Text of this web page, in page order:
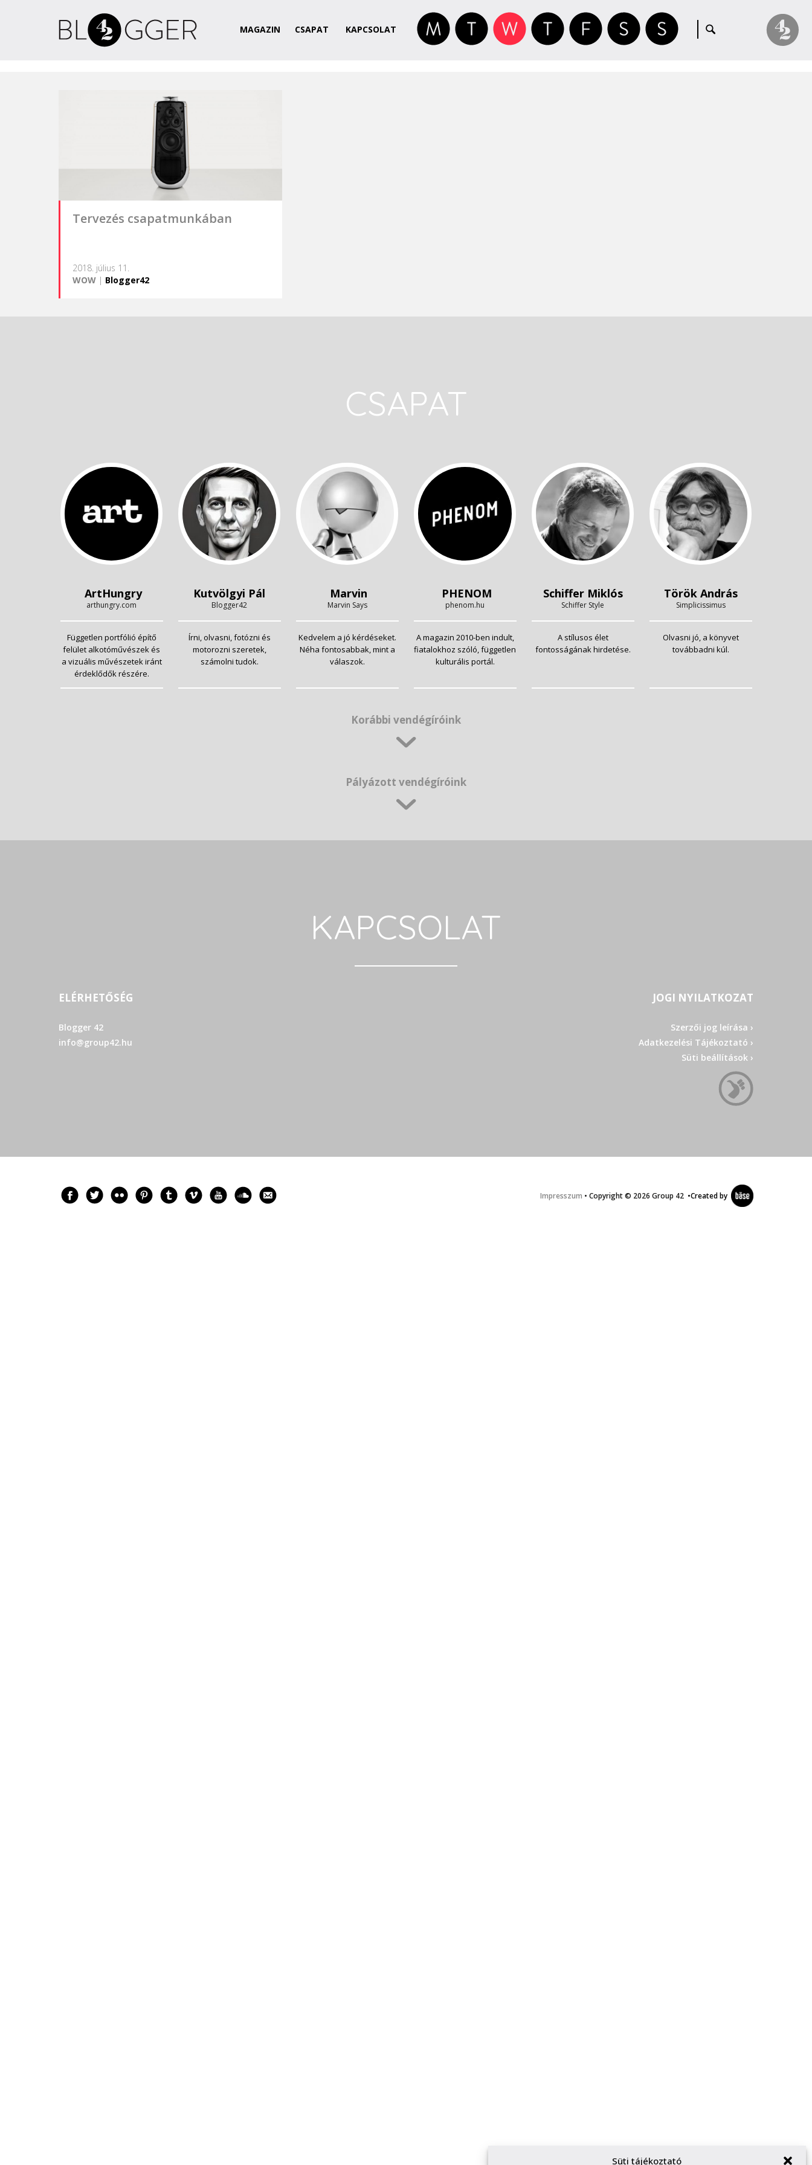
Süti tájékoztató
MAGAZIN CSAPAT KAPCSOLAT
Tervezés csapatmunkában
2018. július 11.
WOW | Blogger42
CSAPAT
ArtHungry
arthungry.com
Független portfólió építő
felület alkotóművészek és
a vizuális művészetek iránt
érdeklődők részére.
Kutvölgyi Pál
Blogger42
Írni, olvasni, fotózni és
motorozni szeretek,
számolni tudok.
Marvin
Marvin Says
Kedvelem a jó kérdéseket.
Néha fontosabbak, mint a
válaszok.
PHENOM
phenom.hu
A magazin 2010-ben indult,
fiatalokhoz szóló, független
kulturális portál.
Schiffer Miklós
Schiffer Style
A stílusos élet
fontosságának hirdetése.
Török András
Simplicissimus
Olvasni jó, a könyvet
továbbadni kúl.
Korábbi vendégíróink
Pályázott vendégíróink
KAPCSOLAT
ELÉRHETŐSÉG
Blogger 42
info@group42.hu
JOGI NYILATKOZAT
Szerzői jog leírása ›
Adatkezelési Tájékoztató ›
Süti beállítások ›
Impresszum • Copyright © 2026 Group 42 •Created by